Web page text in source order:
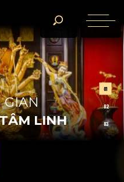
KHÔNG GIAN THỜ GIA
01
02
03
GIAN
ÂM LINH